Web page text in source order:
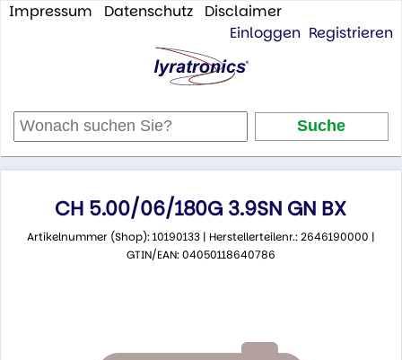
Impressum Datenschutz
Disclaimer
Einloggen Registrieren
CH 5.00/06/180G 3.9SN GN BX
Artikelnummer (Shop): 10190133 | Herstellerteilenr.: 2646190000 |
GTIN/EAN: 04050118640786